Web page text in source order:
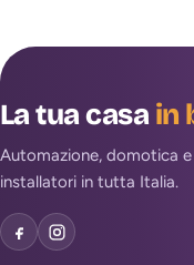
La tua casain
Automazione, domotica
installatori in tutta Italia.